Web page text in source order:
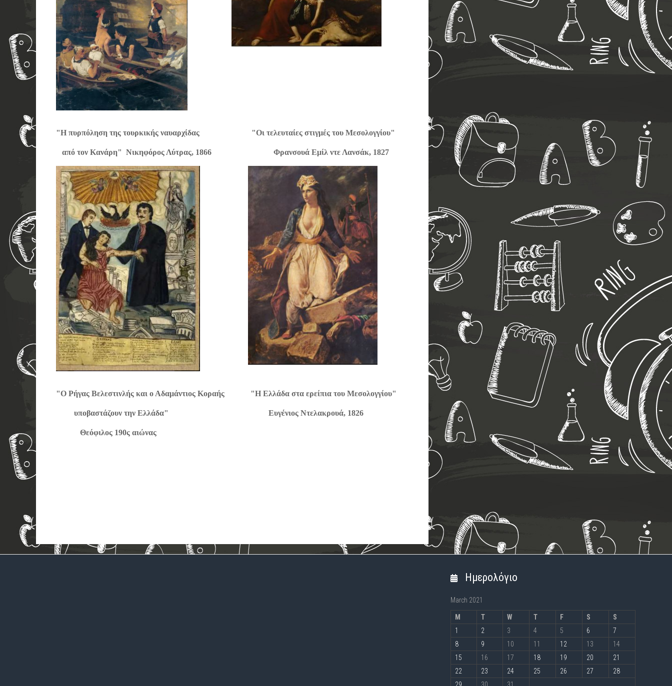
"Η πυρπόληση της τουρκικής ναυαρχίδας "Οι τελευταίες στιγμές του Μεσολογγίου"
από τον Κανάρη" Νικηφόρος Λύτρας, 1866 Φρανσουά Εμίλ ντε Λανσάκ, 1827
"Ο Ρήγας Βελεστινλής και ο Αδαμάντιος Κοραής "Η Ελλάδα στα ερείπια του Μεσολογγίου"
υποβαστάζουν την Ελλάδα" Ευγένιος Ντελακρουά, 1826
Θεόφιλος 190ς αιώνας
Ημερολόγιο
March 2021
M T W T F S
S
1
2 3 4 5 6
7
8
9 10 11 12 13
14
15
16 17 18 19 20
21
22
23 24 25 26 27
28